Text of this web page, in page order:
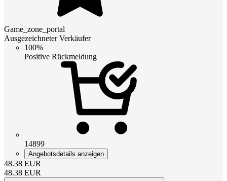
Game_zone_portal
Ausgezeichneter Verkäufer
100%
Positive Rückmeldung
14899
Angebotsdetails anzeigen
48.38 EUR
48.38 EUR